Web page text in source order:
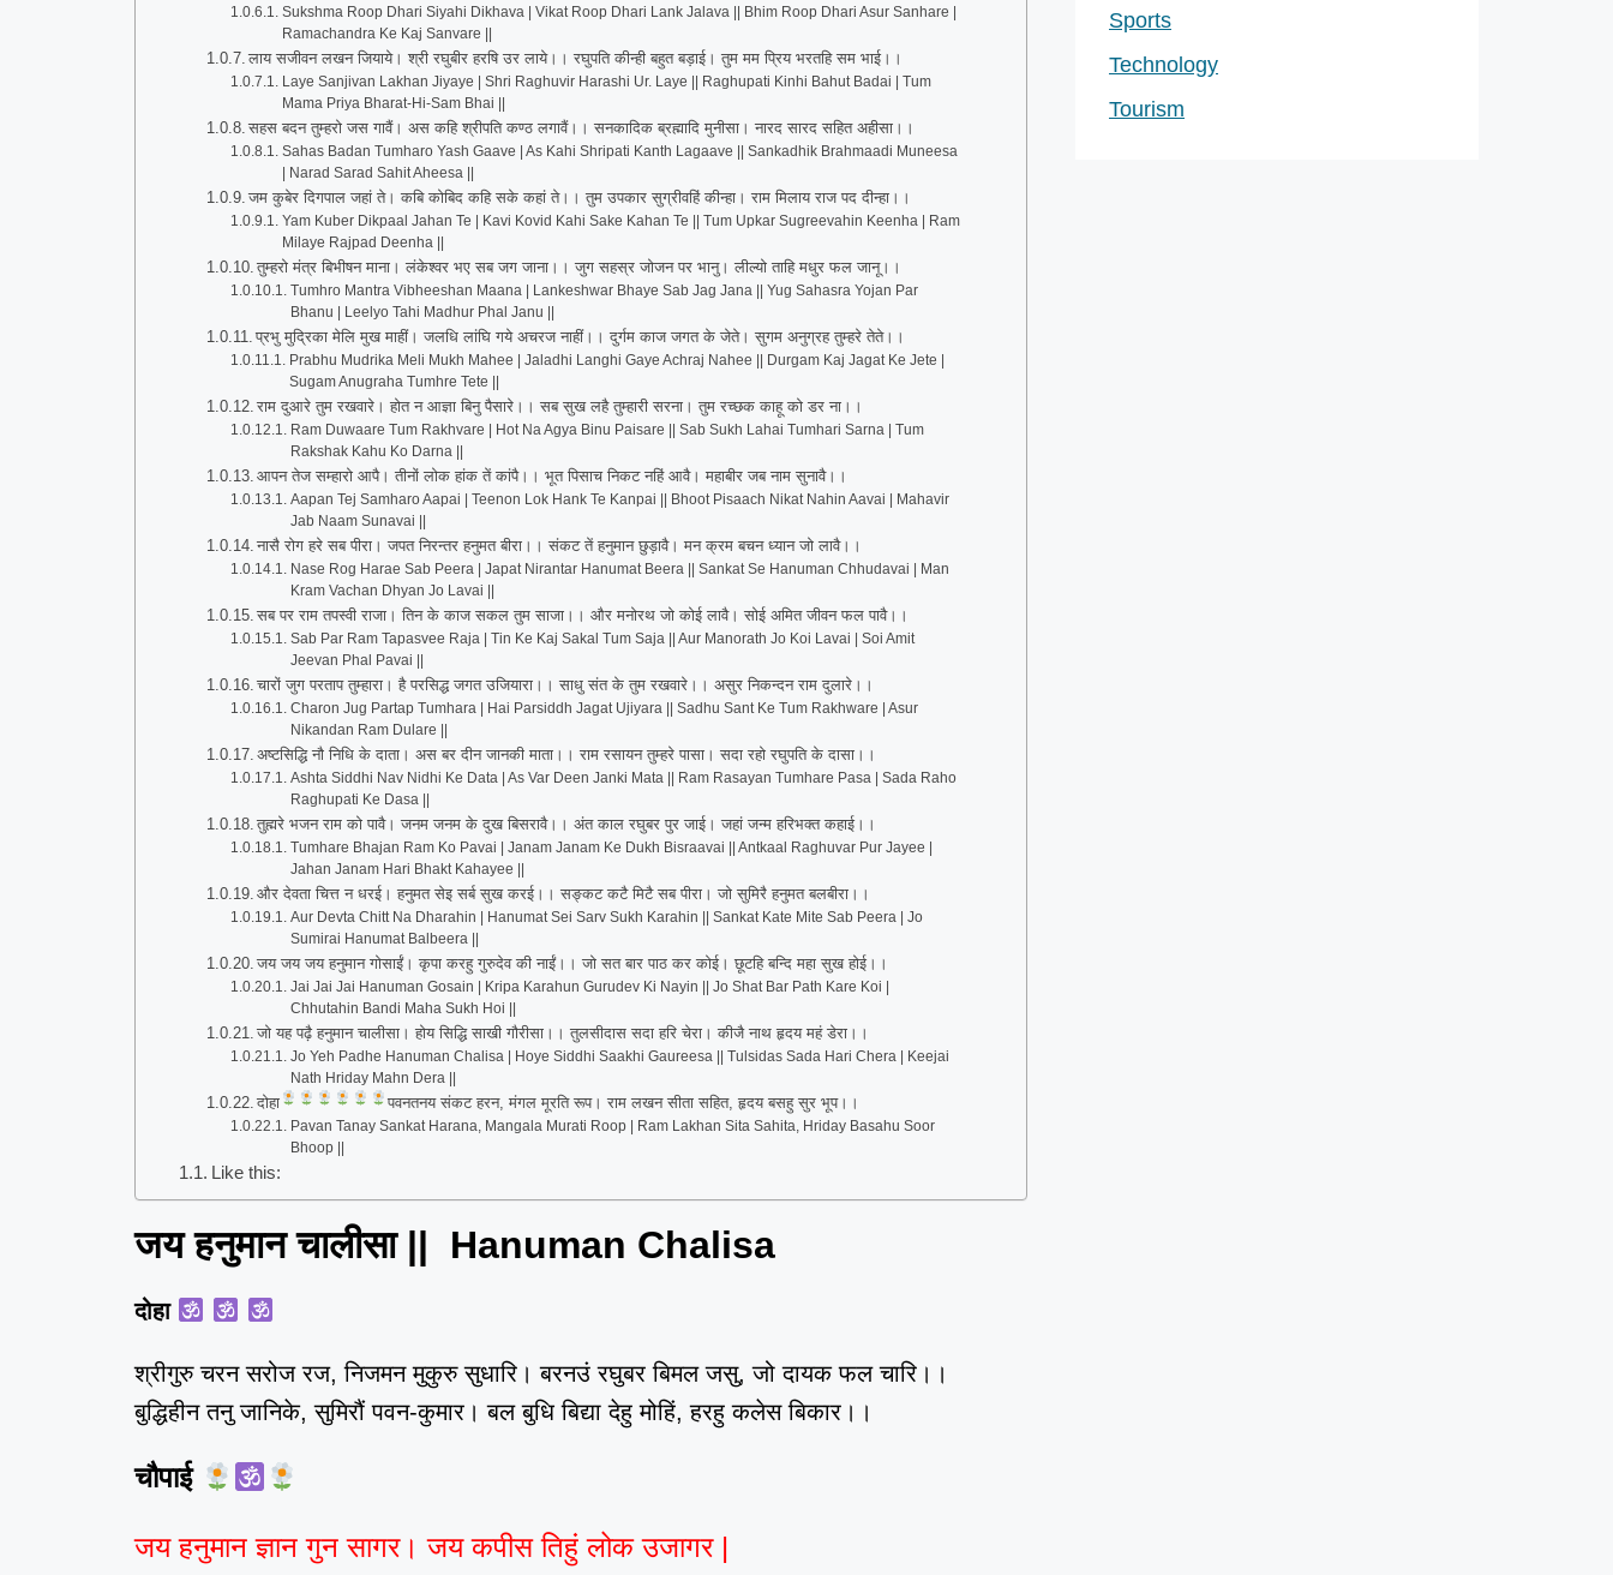
Sukshma Roop Dhari Siyahi Dikhava | Vikat Roop Dhari Lank Jalava || Bhim Roop Dhari Asur Sanhare |
Ramachandra Ke Kaj Sanvare ||
लाय सजीवन लखन जियाये। श्री रघुबीर हरषि उर लाये।। रघुपति कीन्ही बहुत बड़ाई। तुम मम प्रिय भरतहि सम भाई।।
Laye Sanjivan Lakhan Jiyaye | Shri Raghuvir Harashi Ur. Laye || Raghupati Kinhi Bahut Badai | Tum
Mama Priya Bharat-Hi-Sam Bhai ||
सहस बदन तुम्हरो जस गावैं। अस कहि श्रीपति कण्ठ लगावैं।। सनकादिक ब्रह्मादि मुनीसा। नारद सारद सहित अहीसा।।
Sahas Badan Tumharo Yash Gaave | As Kahi Shripati Kanth Lagaave || Sankadhik Brahmaadi Muneesa
| Narad Sarad Sahit Aheesa ||
जम कुबेर दिगपाल जहां ते। कबि कोबिद कहि सके कहां ते।। तुम उपकार सुग्रीवहिं कीन्हा। राम मिलाय राज पद दीन्हा।।
Yam Kuber Dikpaal Jahan Te | Kavi Kovid Kahi Sake Kahan Te || Tum Upkar Sugreevahin Keenha | Ram
Milaye Rajpad Deenha ||
तुम्हरो मंत्र बिभीषन माना। लंकेश्वर भए सब जग जाना।। जुग सहस्र जोजन पर भानु। लील्यो ताहि मधुर फल जानू।।
Tumhro Mantra Vibheeshan Maana | Lankeshwar Bhaye Sab Jag Jana || Yug Sahasra Yojan Par
Bhanu | Leelyo Tahi Madhur Phal Janu ||
प्रभु मुद्रिका मेलि मुख माहीं। जलधि लांघि गये अचरज नाहीं।। दुर्गम काज जगत के जेते। सुगम अनुग्रह तुम्हरे तेते।।
Prabhu Mudrika Meli Mukh Mahee | Jaladhi Langhi Gaye Achraj Nahee || Durgam Kaj Jagat Ke Jete |
Sugam Anugraha Tumhre Tete ||
राम दुआरे तुम रखवारे। होत न आज्ञा बिनु पैसारे।। सब सुख लहै तुम्हारी सरना। तुम रच्छक काहू को डर ना।।
Ram Duwaare Tum Rakhvare | Hot Na Agya Binu Paisare || Sab Sukh Lahai Tumhari Sarna | Tum
Rakshak Kahu Ko Darna ||
आपन तेज सम्हारो आपै। तीनों लोक हांक तें कांपै।। भूत पिसाच निकट नहिं आवै। महाबीर जब नाम सुनावै।।
Aapan Tej Samharo Aapai | Teenon Lok Hank Te Kanpai || Bhoot Pisaach Nikat Nahin Aavai | Mahavir
Jab Naam Sunavai ||
नासै रोग हरे सब पीरा। जपत निरन्तर हनुमत बीरा।। संकट तें हनुमान छुड़ावै। मन क्रम बचन ध्यान जो लावै।।
Nase Rog Harae Sab Peera | Japat Nirantar Hanumat Beera || Sankat Se Hanuman Chhudavai | Man
Kram Vachan Dhyan Jo Lavai ||
सब पर राम तपस्वी राजा। तिन के काज सकल तुम साजा।। और मनोरथ जो कोई लावै। सोई अमित जीवन फल पावै।।
Sab Par Ram Tapasvee Raja | Tin Ke Kaj Sakal Tum Saja || Aur Manorath Jo Koi Lavai | Soi Amit
Jeevan Phal Pavai ||
चारों जुग परताप तुम्हारा। है परसिद्ध जगत उजियारा।। साधु संत के तुम रखवारे।। असुर निकन्दन राम दुलारे।।
Charon Jug Partap Tumhara | Hai Parsiddh Jagat Ujiyara || Sadhu Sant Ke Tum Rakhware | Asur
Nikandan Ram Dulare ||
अष्टसिद्धि नौ निधि के दाता। अस बर दीन जानकी माता।। राम रसायन तुम्हरे पासा। सदा रहो रघुपति के दासा।।
Ashta Siddhi Nav Nidhi Ke Data | As Var Deen Janki Mata || Ram Rasayan Tumhare Pasa | Sada Raho
Raghupati Ke Dasa ||
तुह्मरे भजन राम को पावै। जनम जनम के दुख बिसरावै।। अंत काल रघुबर पुर जाई। जहां जन्म हरिभक्त कहाई।।
Tumhare Bhajan Ram Ko Pavai | Janam Janam Ke Dukh Bisraavai || Antkaal Raghuvar Pur Jayee |
Jahan Janam Hari Bhakt Kahayee ||
और देवता चित्त न धरई। हनुमत सेइ सर्ब सुख करई।। सङ्कट कटै मिटै सब पीरा। जो सुमिरै हनुमत बलबीरा।।
Aur Devta Chitt Na Dharahin | Hanumat Sei Sarv Sukh Karahin || Sankat Kate Mite Sab Peera | Jo
Sumirai Hanumat Balbeera ||
जय जय जय हनुमान गोसाईं। कृपा करहु गुरुदेव की नाईं।। जो सत बार पाठ कर कोई। छूटहि बन्दि महा सुख होई।।
Jai Jai Jai Hanuman Gosain | Kripa Karahun Gurudev Ki Nayin || Jo Shat Bar Path Kare Koi |
Chhutahin Bandi Maha Sukh Hoi ||
जो यह पढ़ै हनुमान चालीसा। होय सिद्धि साखी गौरीसा।। तुलसीदास सदा हरि चेरा। कीजै नाथ हृदय महं डेरा।।
Jo Yeh Padhe Hanuman Chalisa | Hoye Siddhi Saakhi Gaureesa || Tulsidas Sada Hari Chera | Keejai
Nath Hriday Mahn Dera ||
दोहा पवनतनय संकट हरन, मंगल मूरति रूप। राम लखन सीता सहित, हृदय बसहु सुर भूप।।
Pavan Tanay Sankat Harana, Mangala Murati Roop | Ram Lakhan Sita Sahita, Hriday Basahu Soor
Bhoop ||
Like this:
जय हनुमान चालीसा || Hanuman Chalisa
दोहा
श्रीगुरु चरन सरोज रज, निजमन मुकुरु सुधारि। बरनउं रघुबर बिमल जसु, जो दायक फल चारि।।
बुद्धिहीन तनु जानिके, सुमिरौं पवन-कुमार। बल बुधि बिद्या देहु मोहिं, हरहु कलेस बिकार।।
चौपाई
जय हनुमान ज्ञान गुन सागर। जय कपीस तिहुं लोक उजागर |
Sports
Technology
Tourism